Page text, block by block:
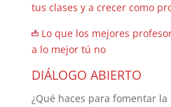
tus clases y a crecer como
Lo que los mejores
a lo mejor tú no
DIÁLOGO ABIERTO
¿Qué haces para fomentar